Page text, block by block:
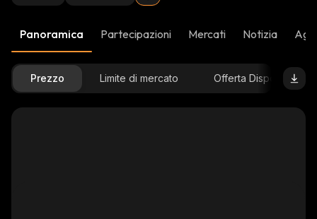
Panoramica Partecipazioni Mercati Notizia
Prezzo Limite di mercato Offerta Disponibile